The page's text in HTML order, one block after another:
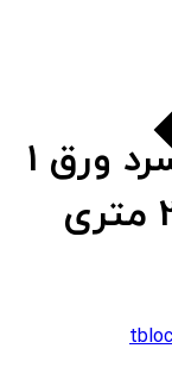
ریل تابلویی گالوانیزه سرد ورق 1
ارتفاع 7.5 میلیمتری 2 متری